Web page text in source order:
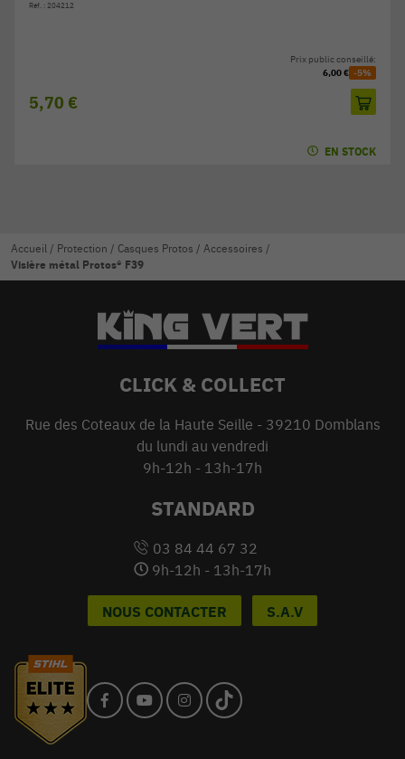
Réf. : 204212
5,70 €
Prix public conseillé:
6,00 € -5%
EN STOCK
Accueil / Protection / Casques Protos / Accessoires /
Visière métal Protos® F39
CLICK & COLLECT
Rue des Coteaux de la Haute Seille - 39210 Domblans
du lundi au vendredi
9h-12h - 13h-17h
STANDARD
03 84 44 67 32
9h-12h - 13h-17h
NOUS CONTACTER S.A.V